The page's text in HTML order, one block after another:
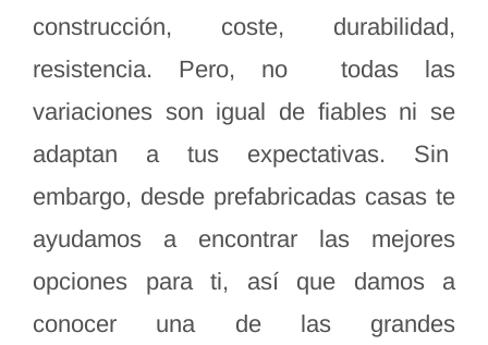
construcción, coste, durabilidad,
resistencia. Pero, no todas las
variaciones son igual de fiables ni se
adaptan a tus expectativas. Sin
embargo, desde prefabricadas casas te
ayudamos a encontrar las mejores
opciones para ti, así que damos a
conocer una de las grandes